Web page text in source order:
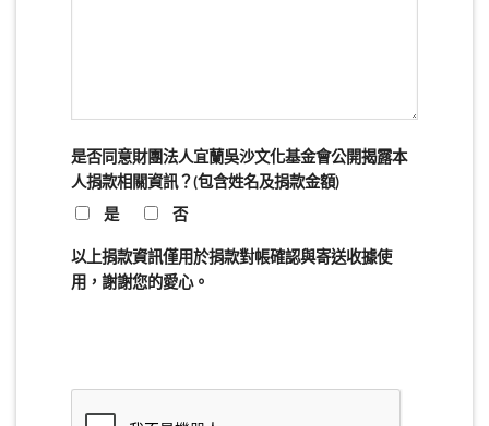
是否同意財團法人宜蘭吳沙文化基金會公開揭露本
人捐款相關資訊？(包含姓名及捐款金額)
是
否
以上捐款資訊僅用於捐款對帳確認與寄送收據使
用，謝謝您的愛心。